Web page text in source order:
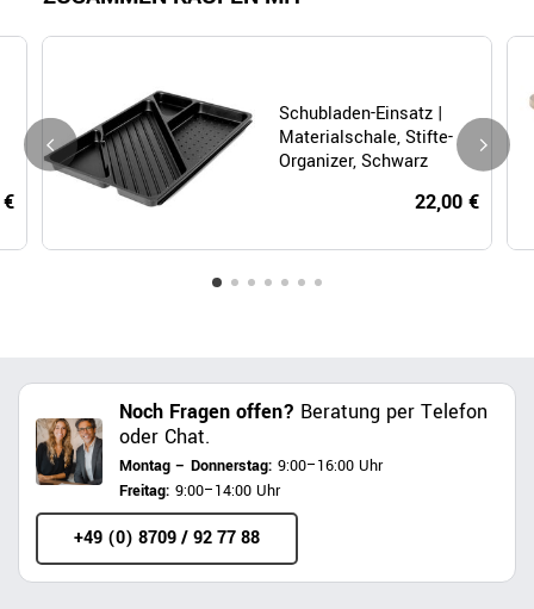
Schubladen-Einsatz |
Materialschale, Stifte-
Organizer, Schwarz
22,00 €
Noch Fragen offen? Beratung per Telefon
oder Chat.
Montag – Donnerstag: 9:00–16:00 Uhr
Freitag: 9:00–14:00 Uhr
+49 (0) 8709 / 92 77 88